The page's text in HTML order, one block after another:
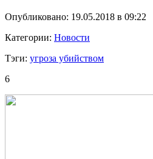
Опубликовано: 19.05.2018 в 09:22
Категории: Новости
Тэги: угроза убийством
6